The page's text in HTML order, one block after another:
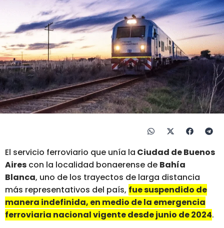
El servicio ferroviario que unía la Ciudad de Buenos
Aires con la localidad bonaerense de Bahía
Blanca, uno de los trayectos de larga distancia
más representativos del país, fue suspendido de
manera indefinida, en medio de la emergencia
ferroviaria nacional vigente desde junio de 2024.